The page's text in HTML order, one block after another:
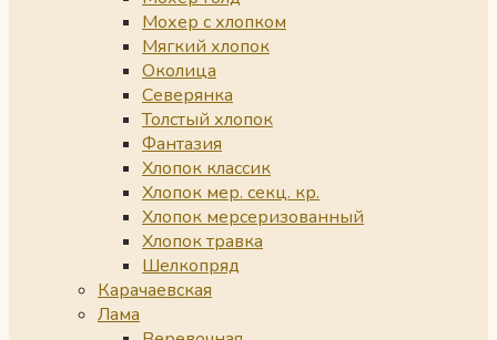
Мохер с хлопком
Мягкий хлопок
Околица
Северянка
Толстый хлопок
Фантазия
Хлопок классик
Хлопок мер. секц. кр.
Хлопок мерсеризованный
Хлопок травка
Шелкопряд
Карачаевская
Лама